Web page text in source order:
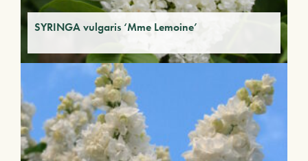
SYRINGA vulgaris ‘Mme Lemoine’